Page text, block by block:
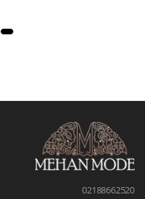
02188662520